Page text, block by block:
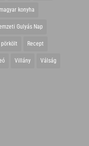
magyar konyha
Gulyás Nap
pörkölt Recept
Villány Válság